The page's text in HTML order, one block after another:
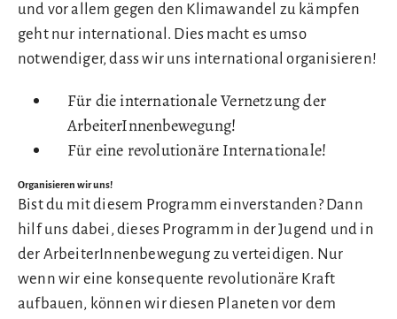
und vor allem gegen den Klimawandel zu kämpfen
geht nur international. Dies macht es umso
notwendiger, dass wir uns international organisieren!
Für die internationale Vernetzung der
ArbeiterInnenbewegung!
Für eine revolutionäre Internationale!
Organisieren wir uns!
Bist du mit diesem Programm einverstanden? Dann
hilf uns dabei, dieses Programm in der Jugend und in
der ArbeiterInnenbewegung zu verteidigen. Nur
wenn wir eine konsequente revolutionäre Kraft
aufbauen, können wir diesen Planeten vor dem